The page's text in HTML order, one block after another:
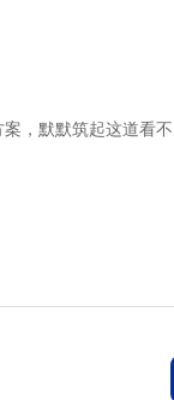
，默默筑起这道看